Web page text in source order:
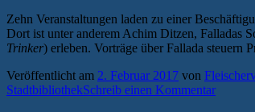
Zehn Veranstaltungen laden zu einer
Dort ist unter anderem Achim Ditzen, Falladas
Trinker) erleben. Vorträge über Fallada
Veröffentlicht am 2. Februar 2017 von
StadtbibliothekSchreib einen Kommentar